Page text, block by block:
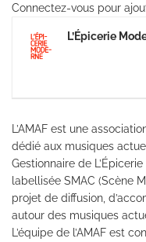
Connectez-vous pour
L’Épicerie
L’AMAF est une
dédié aux musiques
Gestionnaire de
labellisée SMAC (Scène
projet de diffusion,
autour des musiques
L’équipe de l’AMAF est